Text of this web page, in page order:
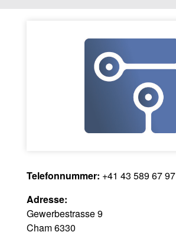
Telefonnummer: +41 43 589 67 97
Adresse:
Gewerbestrasse 9
Cham 6330